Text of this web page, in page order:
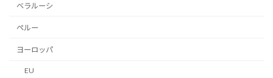
ベラルーシ
ペルー
ヨーロッパ
EU